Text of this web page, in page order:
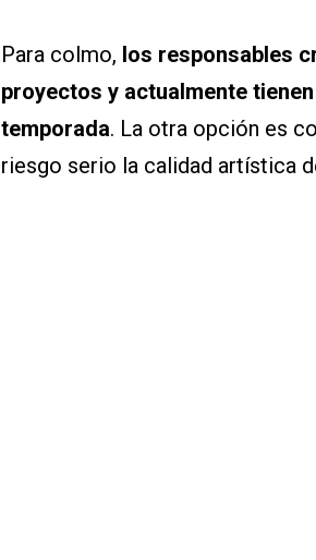
Para colmo, los responsables
proyectos y actualmente
temporada. La otra opción es
riesgo serio la calidad artística